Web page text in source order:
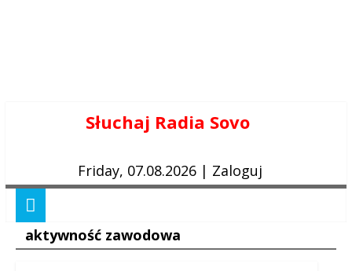
Słuchaj Radia Sovo
Friday, 07.08.2026 | Zaloguj
aktywność zawodowa